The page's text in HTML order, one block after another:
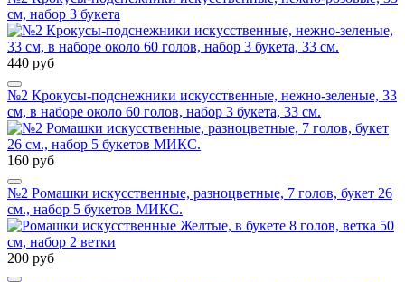
см, набор 3 букета
440 руб
№2 Крокусы-подснежники искусственные, нежно-зеленые, 33
см, в наборе около 60 голов, набор 3 букета, 33 см.
160 руб
№2 Ромашки искусственные, разноцветные, 7 голов, букет 26
см., набор 5 букетов МИКС.
200 руб